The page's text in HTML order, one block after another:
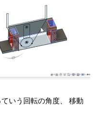
いう回転の角度、 移動